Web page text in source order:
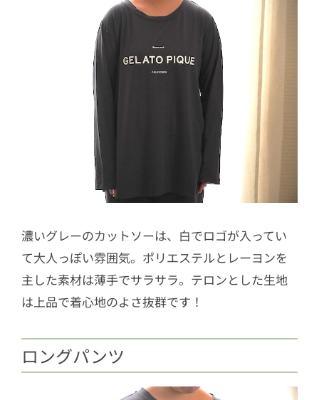
濃いグレーのカットソーは、白でロゴが入ってい
て大人っぽい雰囲気。ポリエステルとレーヨンを
主した素材は薄手でサラサラ。テロンとした生地
は上品で着心地のよさ抜群です！
ロングパンツ